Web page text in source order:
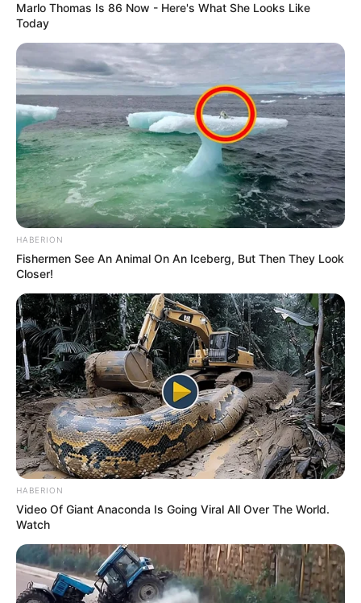
Marlo Thomas Is 86 Now - Here's What She Looks Like
Today
HABERION
Fishermen See An Animal On An Iceberg, But Then They Look
Closer!
HABERION
Video Of Giant Anaconda Is Going Viral All Over The World.
Watch